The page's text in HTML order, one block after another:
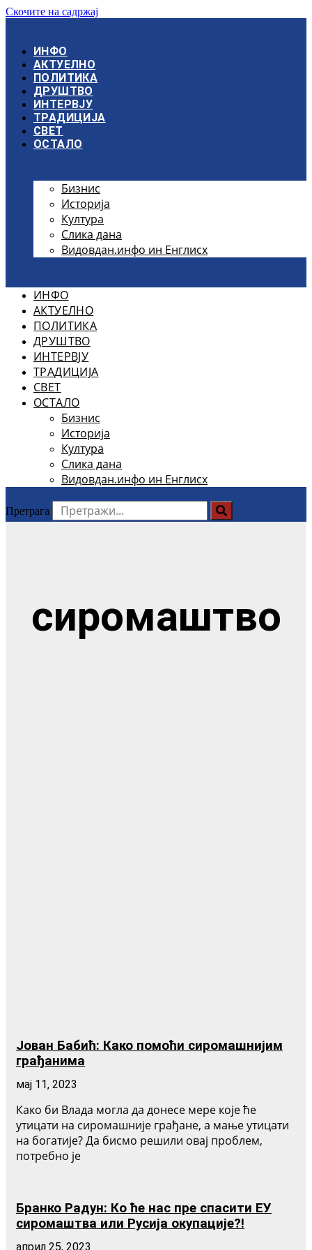
Скочите на садржај
ИНФО
АКТУЕЛНО
ПОЛИТИКА
ДРУШТВО
ИНТЕРВЈУ
ТРАДИЦИЈА
СВЕТ
ОСТАЛО
Бизнис
Историја
Култура
Слика дана
Видовдан.инфо ин Енглисх
ИНФО
АКТУЕЛНО
ПОЛИТИКА
ДРУШТВО
ИНТЕРВЈУ
ТРАДИЦИЈА
СВЕТ
ОСТАЛО
Бизнис
Историја
Култура
Слика дана
Видовдан.инфо ин Енглисх
Претрага
сиромаштво
Јован Бабић: Како помоћи сиромашнијим
грађанима
мај 11, 2023
Како би Влада могла да донесе мере које ће
утицати на сиромашније грађане, а мање утицати
на богатије? Да бисмо решили овај проблем,
потребно је
Бранко Радун: Ко ће нас пре спасити ЕУ
сиромаштва или Русија окупације?!
април 25, 2023